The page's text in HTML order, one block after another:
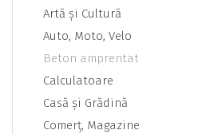
Artă şi Cultură
Auto, Moto, Velo
Beton amprentat
Calculatoare
Casă şi Grădină
Comerţ, Magazine